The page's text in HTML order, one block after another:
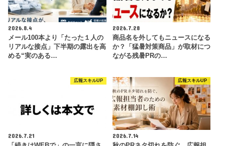
2026.8.4
メール100本より「たった１人の
リアルな接点」下半期の露出を高
める“実のある…
2026.7.28
商品名を外してもニュースになる
か？「猛暑対策商品」が取材につ
ながる残暑PRの…
広報スキルUP
2026.7.21
広報スキルUP
2026.7.14